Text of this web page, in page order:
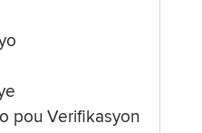
pou Verifikasyon